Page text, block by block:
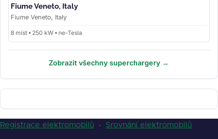
Fiume Veneto, Italy
Fiume Veneto, Italy
8 míst • 250 kW • ne-Tesla
Zobrazit všechny superchargery →
Registrace elektromobilů · Srovnání elektromobilů